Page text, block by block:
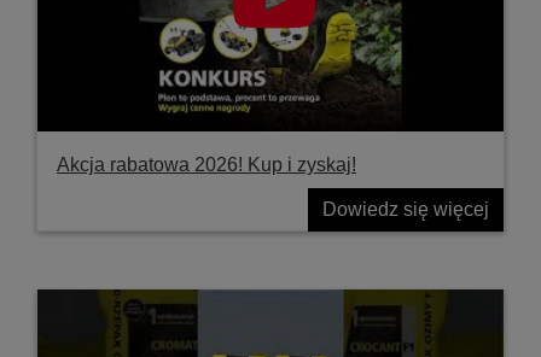
Akcja rabatowa 2026! Kup i zyskaj!
Dowiedz się więcej